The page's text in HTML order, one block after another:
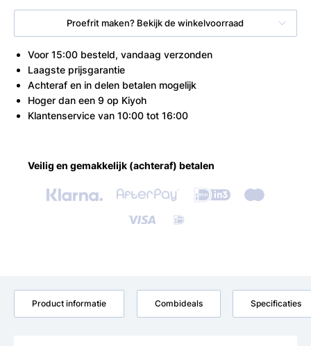
Proefrit maken? Bekijk de winkelvoorraad
Voor 15:00 besteld, vandaag verzonden
Laagste prijsgarantie
Achteraf en in delen betalen mogelijk
Hoger dan een 9 op Kiyoh
Klantenservice van 10:00 tot 16:00
Veilig en gemakkelijk (achteraf) betalen
Product informatie Combideals Specificaties